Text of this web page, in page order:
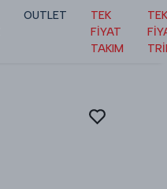
OUTLET
TEK
FİYAT
TAKIM
TEK